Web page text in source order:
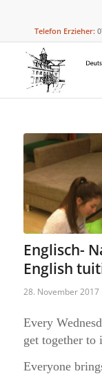
Telefon Erzieher:
Englisch-
English
28. November 2017
Every
get together to
Everyone